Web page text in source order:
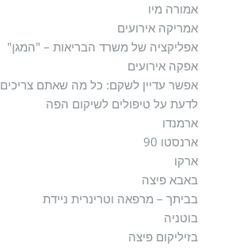
אמורה מיו
אמריקה אירועים
אפליקציה של משרד הבריאות – "המגן"
אפקה אירועים
אפשר עדיין לשקם: כל מה שאתם צריכים
לדעת על טיפולים לשיקום הפה
ארמנדו
ארנסטו 90
ארקו
באבא פיצה
בביתך – מרפאה וטרינרית ניידת
בוטניה
בזיליקום פיצה